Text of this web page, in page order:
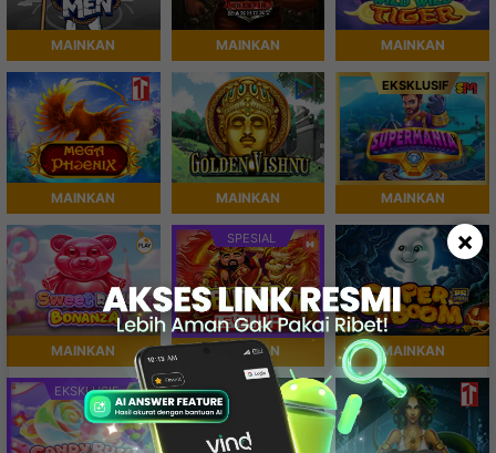
×
MAINKAN MAINKAN MAINKAN
MAINKAN MAINKAN
EKSKLUSIF
MAINKAN
MAINKAN
SPESIAL
MAINKAN MAINKAN
EKSKLUSIF